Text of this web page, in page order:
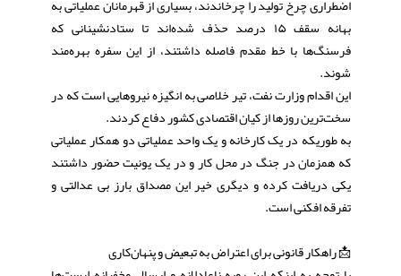
اضطراری چرخ تولید را چرخاندند، بسیاری از قهرمانان عملیاتی به
بهانه سقف ۱۵ درصد حذف شده‌اند تا ستادنشینانی که
فرسنگ‌ها با خط مقدم فاصله داشتند، از این سفره بهره‌مند
شوند.
این اقدام وزارت نفت، تیر خلاصی به انگیزه نیروهایی است که در
سخت‌ترین روزها از کیان اقتصادی کشور دفاع کردند.
به طوریکه در یک کارخانه و یک واحد عملیاتی دو همکار عملیاتی
که همزمان در جنگ در محل کار و در یک یونیت حضور داشتند
یکی دریافت کرده و دیگری خیر این مصداق بارز بی عدالتی و
تفرقه افکنی است.
📩 راهکار قانونی برای اعتراض به تبعیض و پنهان‌کاری